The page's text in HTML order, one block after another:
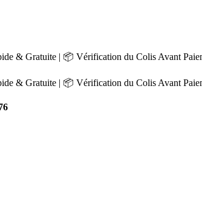
& Gratuite | 📦 Vérification du Colis Avant
& Gratuite | 📦 Vérification du Colis Avant